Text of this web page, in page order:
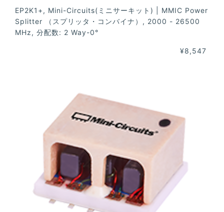
EP2K1+, Mini-Circuits(ミニサーキット) | MMIC Power
Splitter （スプリッタ・コンバイナ）, 2000 - 26500
MHz, 分配数: 2 Way-0°
¥8,547